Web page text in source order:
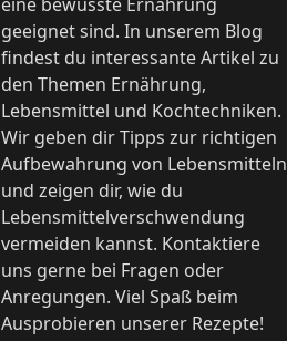
geeignet sind. In unserem Blog
findest du interessante Artikel zu
den Themen Ernährung,
Lebensmittel und Kochtechniken.
Wir geben dir Tipps zur richtigen
Aufbewahrung von Lebensmitteln
und zeigen dir, wie du
Lebensmittelverschwendung
vermeiden kannst. Kontaktiere
uns gerne bei Fragen oder
Anregungen. Viel Spaß beim
Ausprobieren unserer Rezepte!